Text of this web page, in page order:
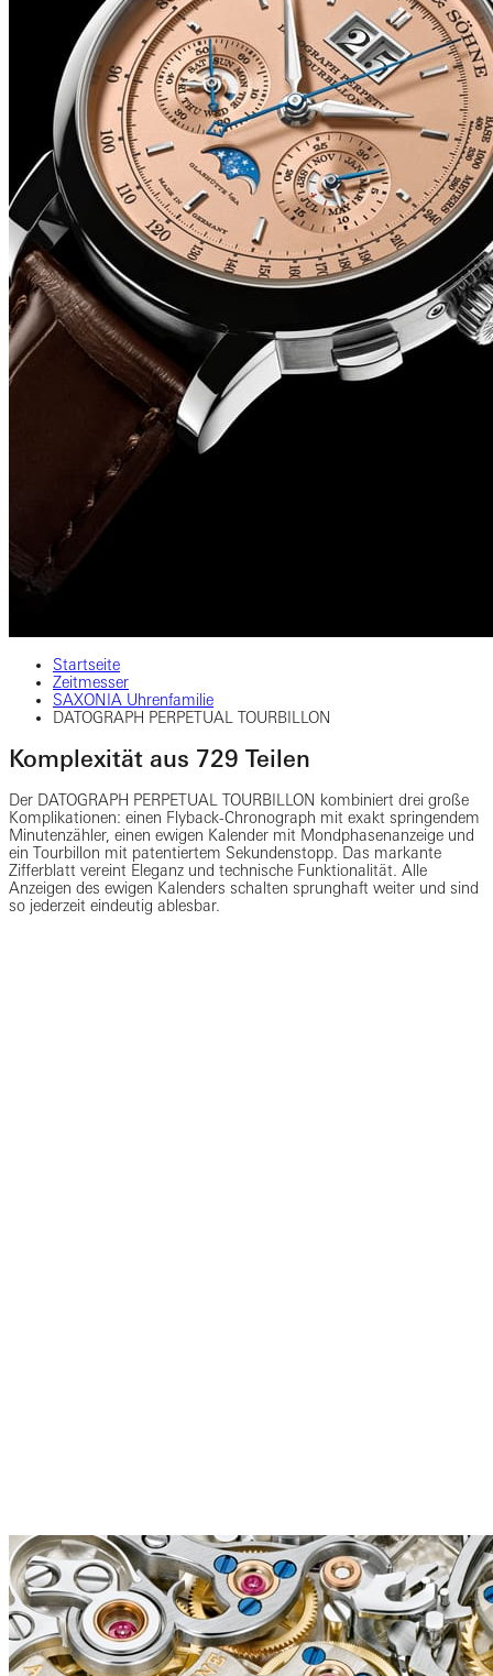
Startseite
Zeitmesser
SAXONIA Uhrenfamilie
DATOGRAPH PERPETUAL TOURBILLON
Komplexität aus 729 Teilen
Der DATOGRAPH PERPETUAL TOURBILLON kombiniert drei große
Komplikationen: einen Flyback-Chronograph mit exakt springendem
Minutenzähler, einen ewigen Kalender mit Mondphasenanzeige und
ein Tourbillon mit patentiertem Sekundenstopp. Das markante
Zifferblatt vereint Eleganz und technische Funktionalität. Alle
Anzeigen des ewigen Kalenders schalten sprunghaft weiter und sind
so jederzeit eindeutig ablesbar.